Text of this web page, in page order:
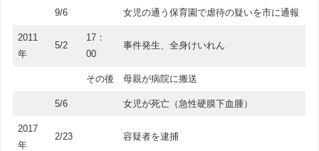
9/6 女児の通う保育園で虐待の疑いを市に通報
2011
年
5/2
17：
00
事件発生、全身けいれん
その後 母親が病院に搬送
5/6 女児が死亡（急性硬膜下血腫）
2017
年
2/23 容疑者を逮捕